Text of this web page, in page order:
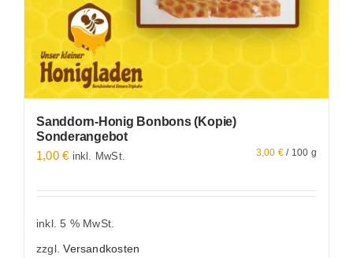
Sanddorn-Honig Bonbons (Kopie)
Sonderangebot
1,00€ inkl. MwSt. 3,00 € / 100 g
inkl. 5 % MwSt.
zzgl.Versandkosten